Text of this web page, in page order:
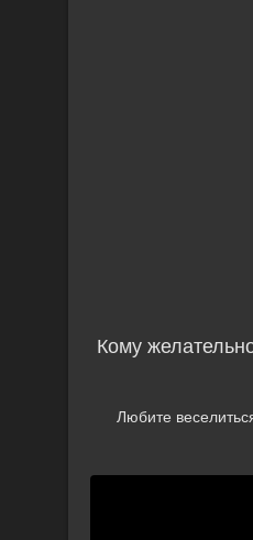
Кому
Любите